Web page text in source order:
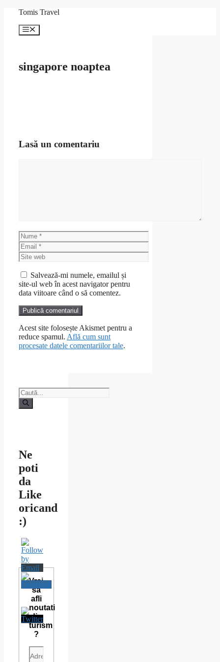
conținut
Tomis Travel
Meniu
singapore noaptea
Lasă un comentariu
Nume
Email
Site
web
Salvează-mi numele, emailul și
site-ul web în acest navigator pentru
data viitoare când o să comentez.
Acest site folosește Akismet pentru a
reduce spamul. Află cum sunt
procesate datele comentariilor tale.
Caută
după:
Ne
poti
da
Like
oricand
:)
Vrei
sa
afli
noutati
din
turism
?